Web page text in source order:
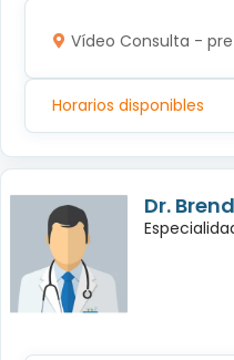
Vídeo Consulta -
Horarios disponibles
Dr.